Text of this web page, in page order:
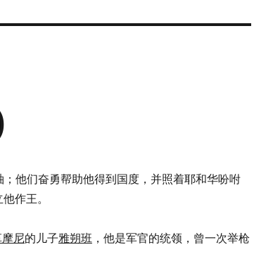
；他们奋勇帮助他得到国度，并照着耶和华吩咐
作王。
尼的儿子雅朔班，他是军官的统领，曾一次举枪